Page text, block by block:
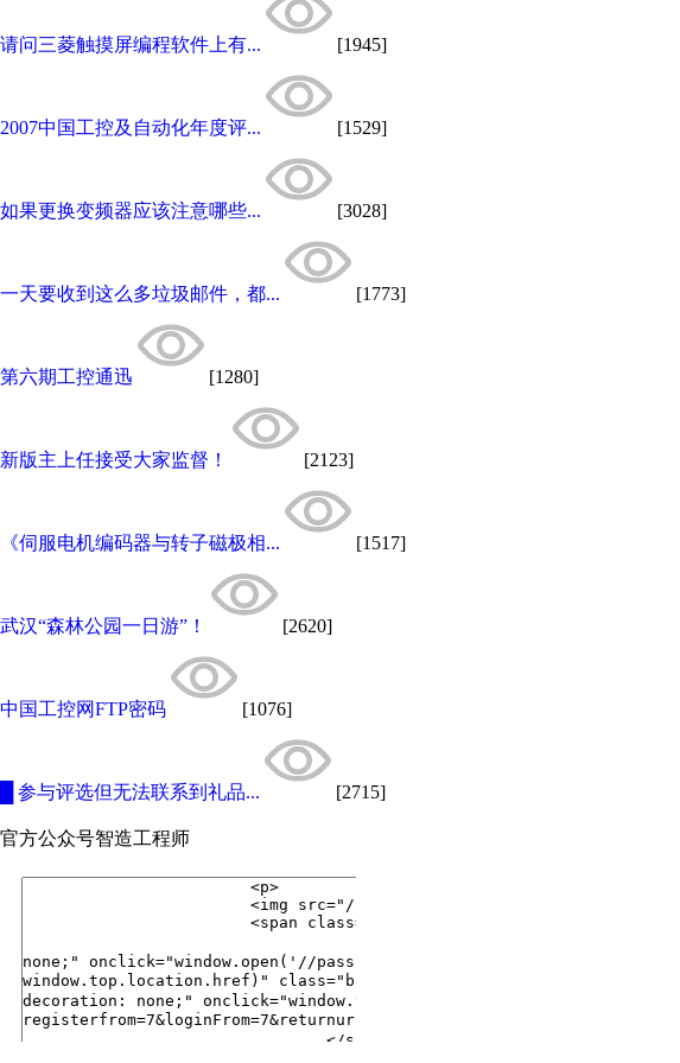
请问三菱触摸屏编程软件上有... [1945]
2007中国工控及自动化年度评... [1529]
如果更换变频器应该注意哪些... [3028]
一天要收到这么多垃圾邮件，都... [1773]
第六期工控通迅 [1280]
新版主上任接受大家监督！ [2123]
《伺服电机编码器与转子磁极相... [1517]
武汉“森林公园一日游”！ [2620]
中国工控网FTP密码 [1076]
█ 参与评选但无法联系到礼品... [2715]
官方公众号智造工程师